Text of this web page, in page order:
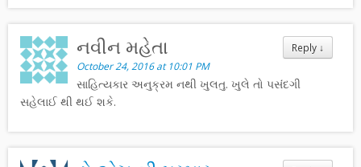
Reply ↓
નવીન મહેતા
October 24, 2016 at 10:01 PM
સાહિત્યકાર અનુક્રમ નથી ખુલતુ. ખુલે તો પસંંદગી
સહેલાઈ થી થઈ શકે.